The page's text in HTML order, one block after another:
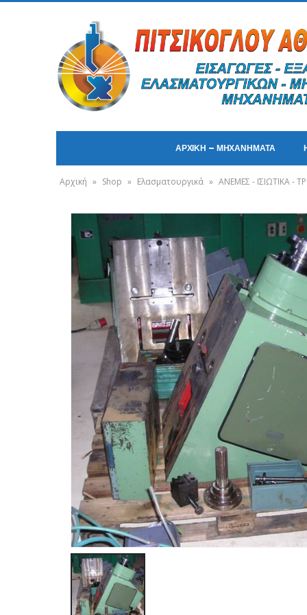
ΑΡΧΙΚΗ – ΜΗΧΑΝΗΜΑΤΑ
Αρχική » Shop » Ελασματουργικά » ΑΝΕΜΕΣ - ΙΣΙΩΤΙΚΑ -